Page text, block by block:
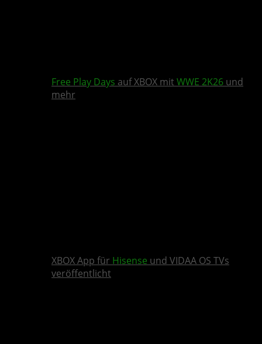
Free Play Days auf XBOX mit WWE 2K26 und
mehr
XBOX App für Hisense und VIDAA OS TVs
veröffentlicht